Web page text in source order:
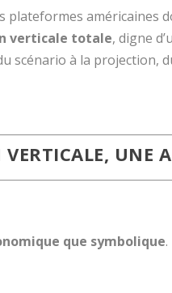
plateformes
verticale totale, digne
scénario à la projection,
UNE
que symbolique.